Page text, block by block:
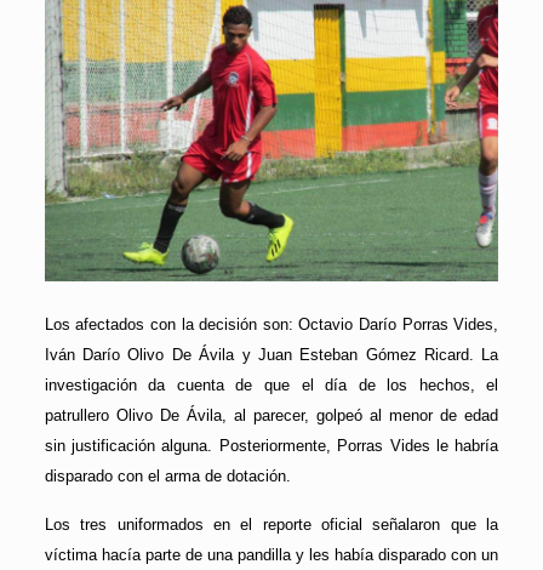
Los afectados con la decisión son: Octavio Darío Porras Vides,
Iván Darío Olivo De Ávila y Juan Esteban Gómez Ricard. La
investigación da cuenta de que el día de los hechos, el
patrullero Olivo De Ávila, al parecer, golpeó al menor de edad
sin justificación alguna. Posteriormente, Porras Vides le habría
disparado con el arma de dotación.
Los tres uniformados en el reporte oficial señalaron que la
víctima hacía parte de una pandilla y les había disparado con un